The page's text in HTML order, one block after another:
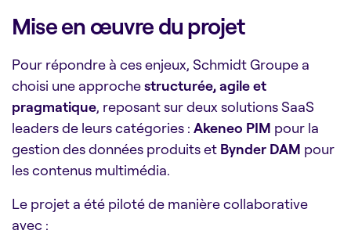
Mise en œuvre du projet
Pour répondre à ces enjeux, Schmidt Groupe a
choisi une approchestructurée, agile et
pragmatique, reposant sur deux solutions SaaS
leaders de leurs catégories : Akeneo PIM pour la
gestion des données produits et Bynder DAM pour
les contenus multimédia.
Le projet a été piloté de manière collaborative
avec :